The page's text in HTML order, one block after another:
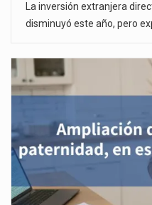
La inversión extranjera
disminuyó este año, pero